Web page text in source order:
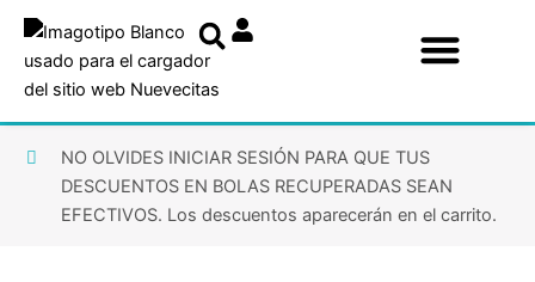
contenido
NO OLVIDES INICIAR SESIÓN PARA QUE TUS
DESCUENTOS EN BOLAS RECUPERADAS SEAN
EFECTIVOS. Los descuentos aparecerán en el carrito.